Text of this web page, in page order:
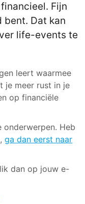
Fijn
bent. Dat kan
life-events te
leert waarmee
je meer rust in je
op financiële
onderwerpen. Heb
ga dan eerst naar
dan op jouw e-